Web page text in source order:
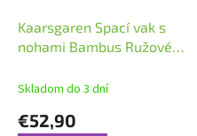
Kaarsgaren Spací vak s
nohami Bambus Ružové
Skladom do 3 dní
€52,90